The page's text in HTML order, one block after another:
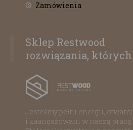
Zamówienia
Sklep Restwood
rozwiązania, których
Jesteśmy pełni energii,
i zaangażowani w naszą